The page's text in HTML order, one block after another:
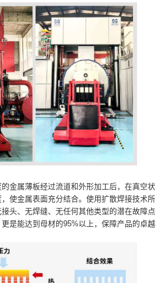
金属薄板经过流道和外形加工后，在真空状
使金属表面充分结合。使用扩散焊接技术所
头、无焊缝、无任何其他类型的潜在故障点
是能达到母材的95%以上，保障产品的卓越